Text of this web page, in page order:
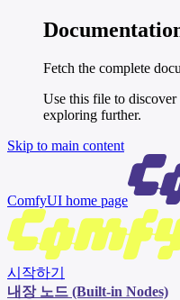
Fetch the complete
Use this file to
exploring further.
Skip to main content
ComfyUI home page
시작하기
내장 노드 (Built-in Nodes)